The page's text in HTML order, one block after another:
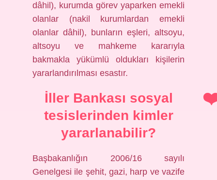
dâhil), kurumda görev yaparken emekli
olanlar (nakil kurumlardan emekli
olanlar dâhil), bunların eşleri, altsoyu,
altsoyu ve mahkeme kararıyla
bakmakla yükümlü oldukları kişilerin
yararlandırılması esastır.
İller Bankası sosyal
tesislerinden kimler
yararlanabilir?
Başbakanlığın 2006/16 sayılı
Genelgesi ile şehit, gazi, harp ve vazife